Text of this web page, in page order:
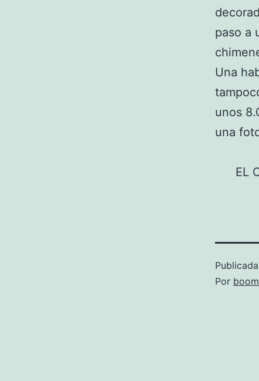
paso a
Una
unos
una
EL
Por